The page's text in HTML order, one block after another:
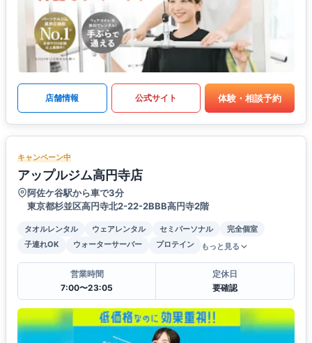
店舗情報 公式サイト 体験・相談予約
キャンペーン中
アップルジム高円寺店
阿佐ケ谷駅から車で3分
東京都杉並区高円寺北2-22-2BBB高円寺2階
タオルレンタル ウェアレンタル セミパーソナル
完全個室
子連れOK
ウォーターサーバー プロテイン もっと見る
営業時間
7:00〜23:05
定休日
要確認